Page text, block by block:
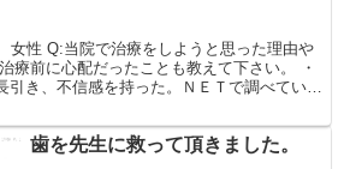
性 Q:当院で治療をしようと思った理由や
療前に心配だったことも教えて下さい。 ・
引き、不信感を持った。ＮＥＴで調べていく
歯を先生に救って頂きました。